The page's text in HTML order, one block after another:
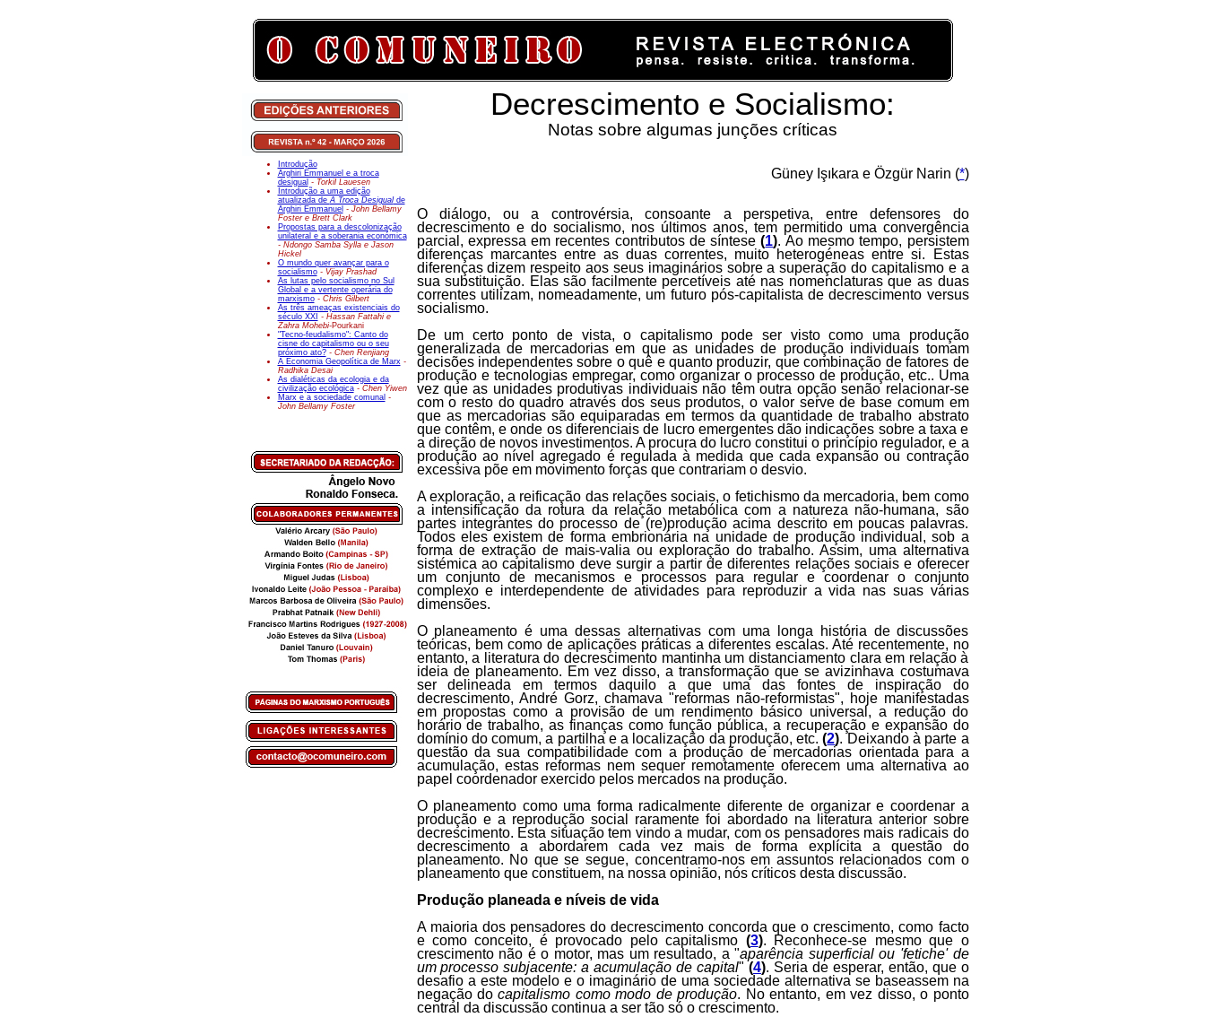
Introdução
Arghiri Emmanuel e a troca
desigual - Torkil Lauesen
Introdução a uma edição
atualizada deA Troca Desigualde
Arghiri Emmanuel - John Bellamy
Foster e Brett Clark
Propostas para a descolonização
unilateral e a soberania económica
- Ndongo Samba Sylla e Jason
Hickel
O mundo quer avançar para o
socialismo- Vijay Prashad
As lutas pelo socialismo no Sul
Global e a vertente operária do
marxismo- Chris Gilbert
As três ameaças existenciais do
século XXI - Hassan Fattahi e
Zahra Mohebi-Pourkani
"Tecno-feudalismo": Canto do
cisne do capitalismo ou o seu
próximo ato? - Chen Renjiang
A Economia Geopolítica de Marx-
Radhika Desai
As dialéticas da ecologia e da
civilização ecológica - Chen Yiwen
Marx e a sociedade comunal -
John Bellamy Foster
Decrescimento e Socialismo:
Notas sobre algumas junções críticas
Güney Işıkara e Özgür Narin (*)
O diálogo, ou a controvérsia, consoante a perspetiva, entre defensores do
decrescimento e do socialismo, nos últimos anos, tem permitido uma convergência
parcial, expressa em recentes contributos de síntese(1). Ao mesmo tempo, persistem
diferenças marcantes entre as duas correntes, muito heterogéneas entre si. Estas
diferenças dizem respeito aos seus imaginários sobre a superação do capitalismo e a
sua substituição. Elas são facilmente percetíveis até nas nomenclaturas que as duas
correntes utilizam, nomeadamente, um futuro pós-capitalista de decrescimento versus
socialismo.
De um certo ponto de vista, o capitalismo pode ser visto como uma produção
generalizada de mercadorias em que as unidades de produção individuais tomam
decisões independentes sobre o quê e quanto produzir, que combinação de fatores de
produção e tecnologias empregar, como organizar o processo de produção, etc.. Uma
vez que as unidades produtivas individuais não têm outra opção senão relacionar-se
com o resto do quadro através dos seus produtos, o valor serve de base comum em
que as mercadorias são equiparadas em termos da quantidade de trabalho abstrato
que contêm, e onde os diferenciais de lucro emergentes dão indicações sobre a taxa e
a direção de novos investimentos. A procura do lucro constitui o princípio regulador, e a
produção ao nível agregado é regulada à medida que cada expansão ou contração
excessiva põe em movimento forças que contrariam o desvio.
A exploração, a reificação das relações sociais, o fetichismo da mercadoria, bem como
a intensificação da rotura da relação metabólica com a natureza não-humana, são
partes integrantes do processo de (re)produção acima descrito em poucas palavras.
Todos eles existem de forma embrionária na unidade de produção individual, sob a
forma de extração de mais-valia ou exploração do trabalho. Assim, uma alternativa
sistémica ao capitalismo deve surgir a partir de diferentes relações sociais e oferecer
um conjunto de mecanismos e processos para regular e coordenar o conjunto
complexo e interdependente de atividades para reproduzir a vida nas suas várias
dimensões.
O planeamento é uma dessas alternativas com uma longa história de discussões
teóricas, bem como de aplicações práticas a diferentes escalas. Até recentemente, no
entanto, a literatura do decrescimento mantinha um distanciamento clara em relação à
ideia de planeamento. Em vez disso, a transformação que se avizinhava costumava
ser delineada em termos daquilo a que uma das fontes de inspiração do
decrescimento, André Gorz, chamava "reformas não-reformistas", hoje manifestadas
em propostas como a provisão de um rendimento básico universal, a redução do
horário de trabalho, as finanças como função pública, a recuperação e expansão do
domínio do comum, a partilha e a localização da produção, etc.(2). Deixando à parte a
questão da sua compatibilidade com a produção de mercadorias orientada para a
acumulação, estas reformas nem sequer remotamente oferecem uma alternativa ao
papel coordenador exercido pelos mercados na produção.
O planeamento como uma forma radicalmente diferente de organizar e coordenar a
produção e a reprodução social raramente foi abordado na literatura anterior sobre
decrescimento. Esta situação tem vindo a mudar, com os pensadores mais radicais do
decrescimento a abordarem cada vez mais de forma explícita a questão do
planeamento. No que se segue, concentramo-nos em assuntos relacionados com o
planeamento que constituem, na nossa opinião, nós críticos desta discussão.
Produção planeada e níveis de vida
A maioria dos pensadores do decrescimento concorda que o crescimento, como facto
e como conceito, é provocado pelo capitalismo (3). Reconhece-se mesmo que o
crescimento não é o motor, mas um resultado, a "aparência superficial ou 'fetiche' de
um processo subjacente: a acumulação de capital" (4). Seria de esperar, então, que o
desafio a este modelo e o imaginário de uma sociedade alternativa se baseassem na
negação docapitalismo como modo de produção. No entanto, em vez disso, o ponto
central da discussão continua a ser tão só o crescimento.